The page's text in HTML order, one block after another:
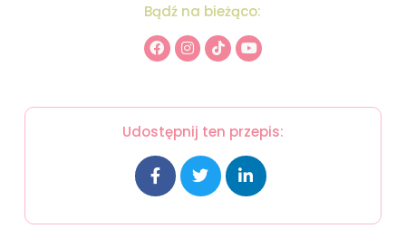
Bądź na bieżąco:
Udostępnij ten przepis: